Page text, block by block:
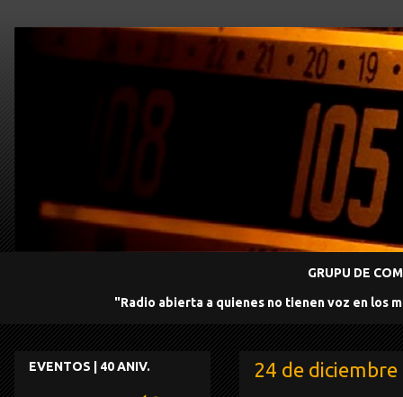
GRUPU DE
"Radio abierta a quienes no tienen voz en los
24 de
EVENTOS | 40 ANIV.